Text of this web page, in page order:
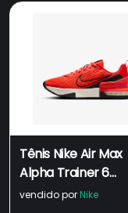
Tênis Nike Air Max
Alpha Trainer 6
Masculino
vendido por Nike